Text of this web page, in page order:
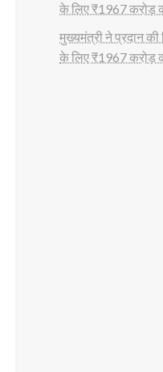
के लिए ₹1967 करोड़
मुख्यमंत्री ने प्रदान की
के लिए ₹1967 करोड़